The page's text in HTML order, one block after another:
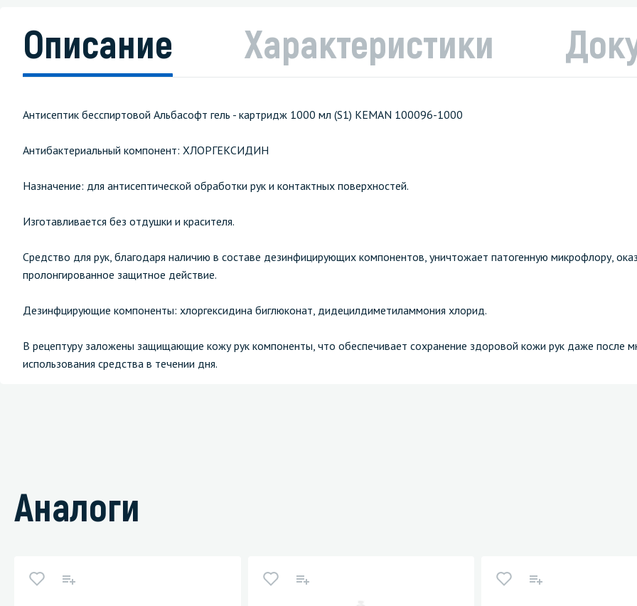
Описание Характеристики
Антисептик бесспиртовой Альбасофт гель - картридж 1000 мл (S1) KEMAN 100096-1000
Антибактериальный компонент: ХЛОРГЕКСИДИН
Назначение: для антисептической обработки рук и контактных поверхностей.
Изготавливается без отдушки и красителя.
Средство для рук, благодаря наличию в составе дезинфицирующих компонентов, уничтожает патогенную микрофлору,
пролонгированное защитное действие.
Дезинфцирующие компоненты: хлоргексидина биглюконат, дидецилдиметиламмония хлорид.
В рецептуру заложены защищающие кожу рук компоненты, что обеспечивает сохранение здоровой кожи рук даже после
использования средства в течении дня.
Аналоги